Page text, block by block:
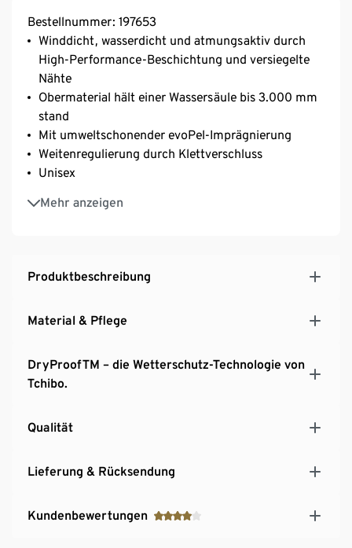
Bestellnummer: 197653
Winddicht, wasserdicht und atmungsaktiv durch
High-Performance-Beschichtung und versiegelte
Nähte
Obermaterial hält einer Wassersäule bis 3.000 mm
stand
Mit umweltschonender evoPel-Imprägnierung
Weitenregulierung durch Klettverschluss
Unisex
Mehr anzeigen
One Size
Produktbeschreibung
Material & Pflege
DryProofTM – die Wetterschutz-Technologie von
Tchibo.
Qualität
Lieferung & Rücksendung
Kundenbewertungen